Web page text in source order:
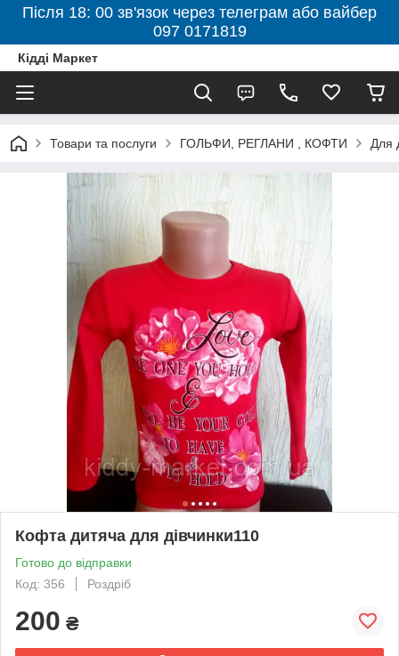
Після 18: 00 зв'язок через телеграм або вайбер
097 0171819
Кідді Маркет
Товари та послуги ГОЛЬФИ, РЕГЛАНИ , КОФТИ Для
Кофта дитяча для дівчинки110
Готово до відправки
Код: 356
Роздріб
200 ₴